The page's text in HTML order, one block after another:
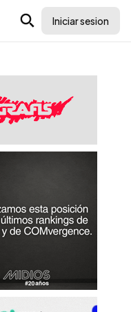
Iniciar sesion